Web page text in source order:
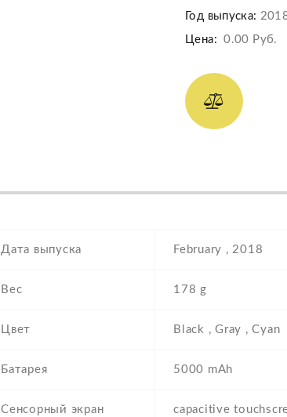
Год выпуска:
Цена: 0.00 Руб.
Дата выпуска February , 2018
Вес 178 g
Цвет Black , Gray , Cyan
Батарея 5000 mAh
Сенсорный экран capacitive